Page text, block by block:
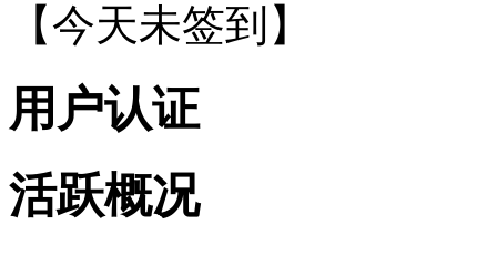
【今天未签到 】
用户认证
活跃概况